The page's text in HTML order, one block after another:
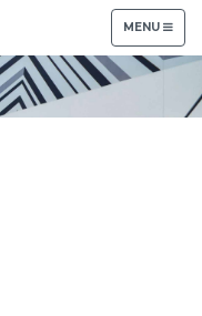
TOGGLE
NAVIGATION
MENU